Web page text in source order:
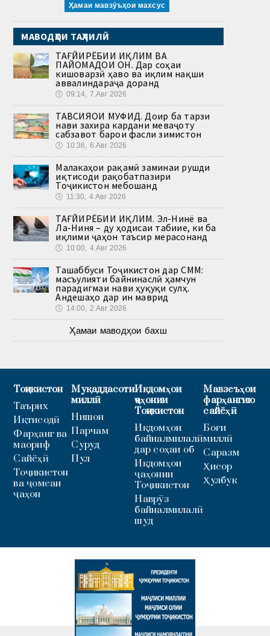
Ҳамаи мавзӯъҳои махсус
МАВОДҲОИ ТАҲЛИЛӢ
ТАҒЙИРЁБИИ ИҚЛИМ ВА
ПАЙОМАДҲОИ ОН. Дар соҳаи
кишоварзӣ ҳаво ва иқлим нақши
аввалиндараҷа доранд
🕔 09:14, 7.Авг 2026
ТАВСИЯҲОИ МУФИД. Доир ба тарзи
нави захира кардани меваҷоту
сабзавот барои фасли зимистон
🕔 10:36, 6.Авг 2026
Малакаҳои рақамӣ заминаи рушди
иқтисоди рақобатпазири
Тоҷикистон мебошанд
🕔 11:30, 4.Авг 2026
ТАҒЙИРЁБИИ ИҚЛИМ. Эл-Нинё ва
Ла-Ниня – ду ҳодисаи табиие, ки ба
иқлими ҷаҳон таъсир мерасонанд
🕔 10:00, 4.Авг 2026
Ташаббуси Тоҷикистон дар СММ:
масъулияти байнинаслӣ ҳамчун
парадигмаи нави ҳуқуқи сулҳ.
Андешаҳо дар ин маврид
🕔 14:00, 2.Авг 2026
Ҳамаи маводҳои бахш
Тоҷикистон
Таърих
Иқтисодӣ
Фарҳанг ва
маориф
Сайёҳӣ
Тоҷикистон
ва ҷомеаи
ҷаҳон
Муқаддасоти
миллӣ
Нишон
Парчам
Суруд
Пул
Иқдомҳои
ҷаҳонии
Тоҷикистон
Иқдомҳои
байналмилалӣ
дар соҳаи об
Иқдомҳои
ҷаҳонии
Тоҷикистон
Наврӯз
байналмилалӣ
шуд
Мавзеъҳои
фарҳангию
сайёҳӣ
Боғи
миллӣ
Саразм
Ҳисор
Ҳулбук